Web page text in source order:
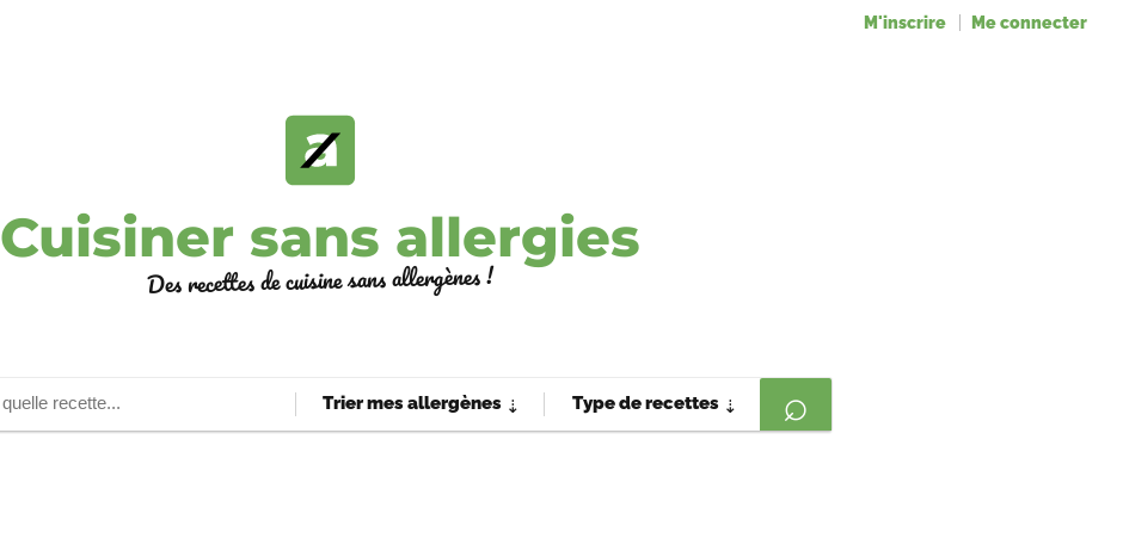
M'inscrire Me connecter
Cuisiner sans allergies
Des recettes de cuisine sans allergènes !
Trier mes allergènes ⇣ Type de recettes ⇣